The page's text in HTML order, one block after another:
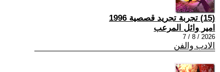
(15) تجربة تجريد قصصية 1996
امير وائل المرعب
2026 / 8 / 7
الادب والفن